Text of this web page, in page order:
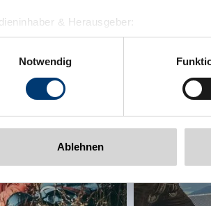
& Herausgeber:
Bergbahnen Zillertal GmbH & Co KG
23// A-6280 Zell am Ziller
Notwendig
Ablehnen